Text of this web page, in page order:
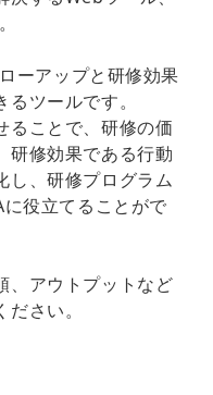
ーアップと研修効果
ツールです。
ることで、研修の価
研修効果である行動
し、研修プログラム
役立てることがで
、アウトプットなど
さい。